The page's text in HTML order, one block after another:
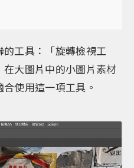
工具：「旋轉檢視工
大圖片中的小圖片素材
使用這一項工具。